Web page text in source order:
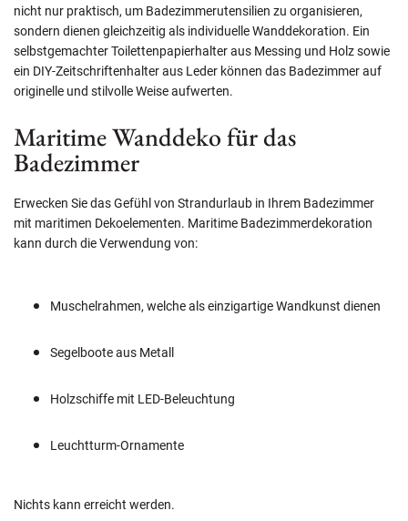
nicht nur praktisch, um Badezimmerutensilien zu organisieren,
sondern dienen gleichzeitig als individuelle Wanddekoration. Ein
selbstgemachter Toilettenpapierhalter aus Messing und Holz sowie
ein DIY-Zeitschriftenhalter aus Leder können das Badezimmer auf
originelle und stilvolle Weise aufwerten.
Maritime Wanddeko für das
Badezimmer
Erwecken Sie das Gefühl von Strandurlaub in Ihrem Badezimmer
mit maritimen Dekoelementen. Maritime Badezimmerdekoration
kann durch die Verwendung von:
Muschelrahmen, welche als einzigartige Wandkunst dienen
Segelboote aus Metall
Holzschiffe mit LED-Beleuchtung
Leuchtturm-Ornamente
Nichts kann erreicht werden.